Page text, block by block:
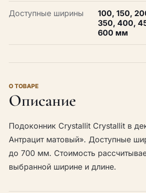
Доступные ширины
100, 150,
350, 400,
600 мм
О ТОВАРЕ
Описание
Подоконник Crystallit Crystallit в
Антрацит матовый». Доступные
до 700 мм. Стоимость
выбранной ширине и длине.